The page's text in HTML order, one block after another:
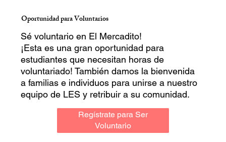
Oportunidad para Voluntarios
Sé voluntario en El Mercadito!
¡Esta es una gran oportunidad para
estudiantes que necesitan horas de
voluntariado! También damos la bienvenida
a familias e individuos para unirse a nuestro
equipo de LES y retribuir a su comunidad.
Regístrate para Ser
Voluntario